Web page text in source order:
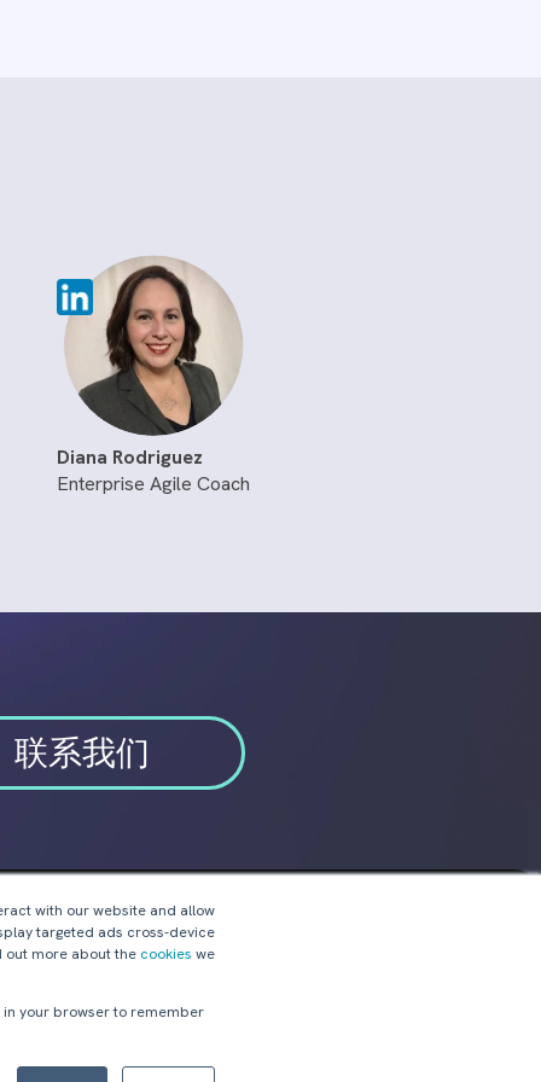
with our website and allow
targeted ads cross-device
out more about the cookies we
in your browser to remember
Diana Rodriguez
Enterprise Agile Coach
联系我们
关注我们: